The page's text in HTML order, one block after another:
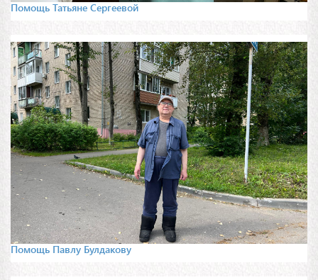
Помощь Татьяне Сергеевой
Помощь Павлу Булдакову